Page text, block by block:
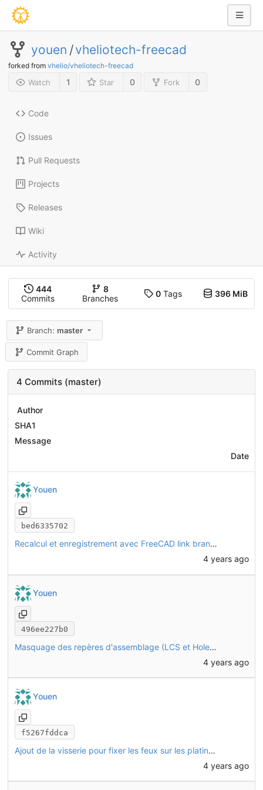
youen /vheliotech-freecad
forked from vhelio/vheliotech-freecad
Watch 1 Star 0 Fork 0
Code
Issues
Pull Requests
Projects
Releases
Wiki
Activity
444
Commits
8
Branches
0Tags 396 MiB
Branch:master
Commit Graph
4 Commits (master)
Author
SHA1
Message
Date
Youen
bed6335702
Recalcul et enregistrement avec FreeCAD link branch (daily 20221128)
4 years ago
Youen
496ee227b0
Masquage des repères d'assemblage (LCS et HoleAxis) sur toutes les pièces
4 years ago
Youen
f5267fddca
Ajout de la visserie pour fixer les feux sur les platines, et fixation de la tôle latérale au niveau du pédalier avec écrous sertis
4 years ago